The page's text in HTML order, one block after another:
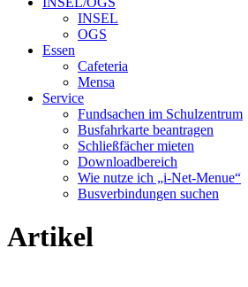
INSEL
OGS
Essen
Cafeteria
Mensa
Service
Fundsachen im Schulzentrum
Busfahrkarte beantragen
Schließfächer mieten
Downloadbereich
Wie nutze ich „i-Net-Menue“
Busverbindungen suchen
Artikel